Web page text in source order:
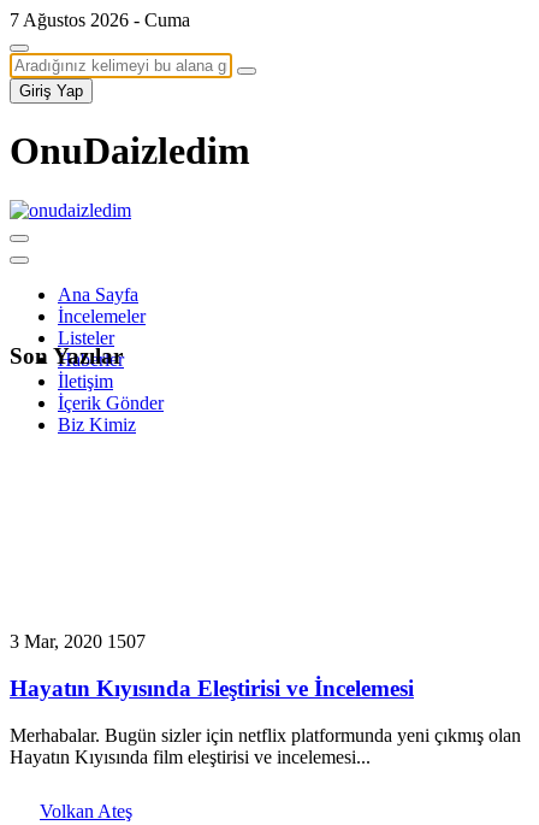
7 Ağustos 2026 - Cuma
Giriş Yap
OnuDaizledim
Ana Sayfa
İncelemeler
Listeler
Haberler
İletişim
İçerik Gönder
Biz Kimiz
Son Yazılar
3 Mar, 2020 1507
Hayatın Kıyısında Eleştirisi ve İncelemesi
Merhabalar. Bugün sizler için netflix platformunda yeni çıkmış olan
Hayatın Kıyısında film eleştirisi ve incelemesi...
Volkan Ateş